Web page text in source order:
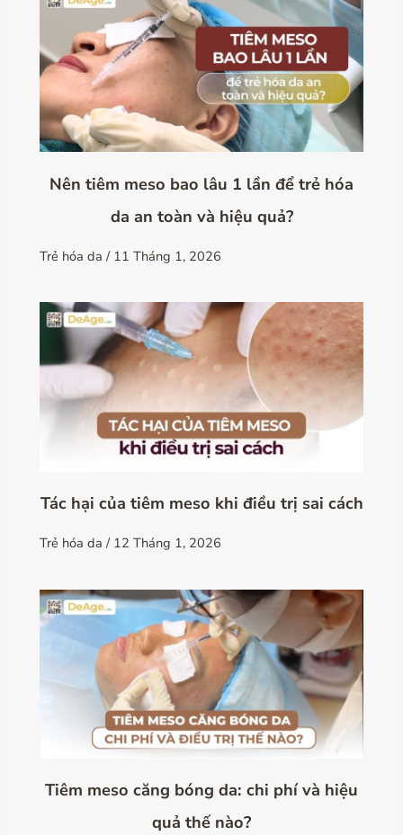
Nên tiêm meso bao lâu 1 lần để trẻ hóa
da an toàn và hiệu quả?
Trẻ hóa da / 11 Tháng 1, 2026
Tác hại của tiêm meso khi điều trị sai cách
Trẻ hóa da / 12 Tháng 1, 2026
Tiêm meso căng bóng da: chi phí và hiệu
quả thế nào?